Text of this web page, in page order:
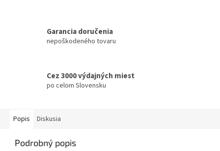
Garancia doručenia
nepoškodeného tovaru
Cez 3000 výdajných miest
po celom Slovensku
Popis Diskusia
Podrobný popis